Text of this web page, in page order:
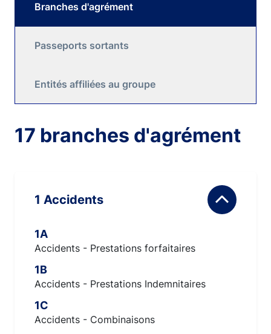
Branches d'agrément
Passeports sortants
Entités affiliées au groupe
17 branches d'agrément
1 Accidents
1A
Accidents - Prestations forfaitaires
1B
Accidents - Prestations Indemnitaires
1C
Accidents - Combinaisons